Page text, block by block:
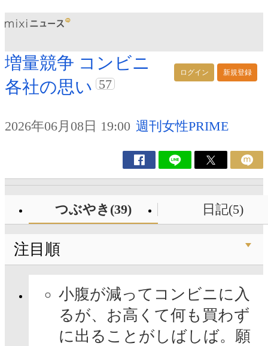
ログイン 新規登録
増量競争 コンビニ
各社の思い 57
2026年06月08日 19:00 週刊女性PRIME
つぶやき(39) 日記(5)
注目順
小腹が減ってコンビニに入
るが、お高くて何も買わず
に出ることがしばしば。願